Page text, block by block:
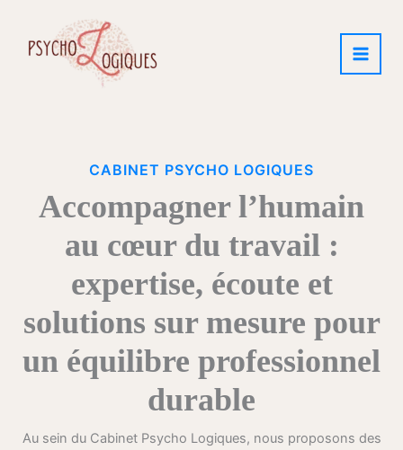
contenu
CABINET PSYCHO LOGIQUES
Accompagner l’humain
au cœur du travail :
expertise, écoute et
solutions sur mesure pour
un équilibre professionnel
durable
Au sein du Cabinet Psycho Logiques, nous proposons des